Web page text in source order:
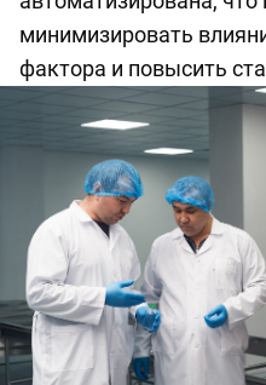
минимизировать
фактора и повысить